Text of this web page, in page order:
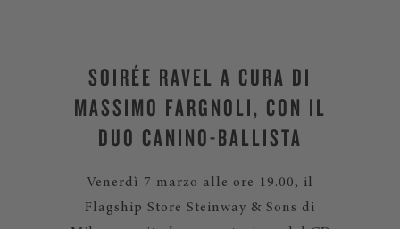
SOIRÉE RAVEL A CURA DI
MASSIMO FARGNOLI, CON IL
DUO CANINO-BALLISTA
Venerdì 7 marzo alle ore 19.00, il
Flagship Store Steinway & Sons di